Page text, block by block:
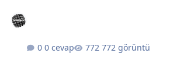
0 cevap 772 görüntü